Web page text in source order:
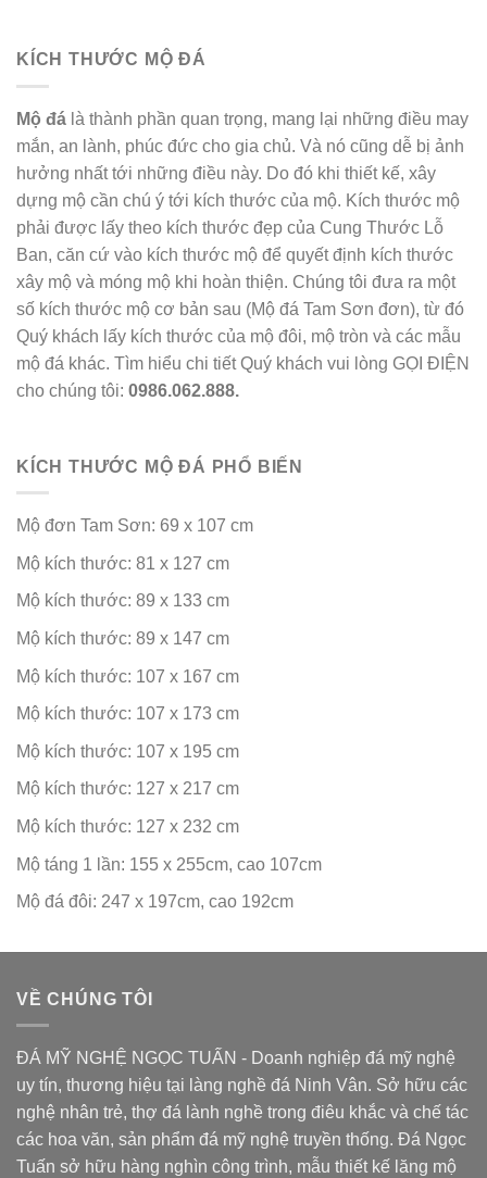
KÍCH THƯỚC MỘ ĐÁ
Mộ đá là thành phần quan trọng, mang lại những điều may
mắn, an lành, phúc đức cho gia chủ. Và nó cũng dễ bị ảnh
hưởng nhất tới những điều này. Do đó khi thiết kế, xây
dựng mộ cần chú ý tới kích thước của mộ. Kích thước mộ
phải được lấy theo kích thước đẹp của Cung Thước Lỗ
Ban, căn cứ vào kích thước mộ để quyết định kích thước
xây mộ và móng mộ khi hoàn thiện. Chúng tôi đưa ra một
số kích thước mộ cơ bản sau (Mộ đá Tam Sơn đơn), từ đó
Quý khách lấy kích thước của mộ đôi, mộ tròn và các mẫu
mộ đá khác. Tìm hiểu chi tiết Quý khách vui lòng GỌI ĐIỆN
cho chúng tôi: 0986.062.888.
KÍCH THƯỚC MỘ ĐÁ PHỔ BIẾN
Mộ đơn Tam Sơn: 69 x 107 cm
Mộ kích thước: 81 x 127 cm
Mộ kích thước: 89 x 133 cm
Mộ kích thước: 89 x 147 cm
Mộ kích thước: 107 x 167 cm
Mộ kích thước: 107 x 173 cm
Mộ kích thước: 107 x 195 cm
Mộ kích thước: 127 x 217 cm
Mộ kích thước: 127 x 232 cm
Mộ táng 1 lần: 155 x 255cm, cao 107cm
Mộ đá đôi: 247 x 197cm, cao 192cm
VỀ CHÚNG TÔI
ĐÁ MỸ NGHỆ NGỌC TUẤN - Doanh nghiệp đá mỹ nghệ
uy tín, thương hiệu tại làng nghề đá Ninh Vân. Sở hữu các
nghệ nhân trẻ, thợ đá lành nghề trong điêu khắc và chế tác
các hoa văn, sản phẩm đá mỹ nghệ truyền thống. Đá Ngọc
Tuấn sở hữu hàng nghìn công trình, mẫu thiết kế lăng mộ